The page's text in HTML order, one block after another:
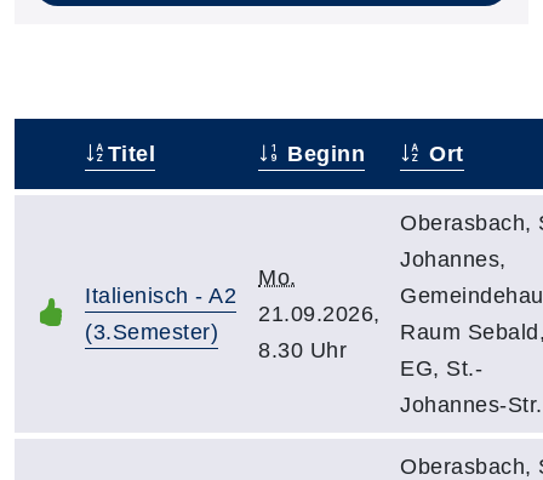
Titel Beginn Ort
Italienisch - A2
(3.Semester)
Mo.
21.09.2026,
8.30 Uhr
Oberasbach,
Johannes,
Raum
EG, St.-
Johannes-
Oberasbach,